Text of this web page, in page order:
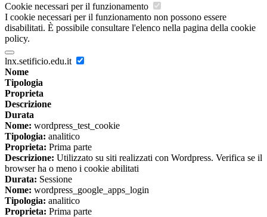
Cookie necessari per il funzionamento
I cookie necessari per il funzionamento non possono essere
disabilitati. È possibile consultare l'elenco nella pagina della cookie
policy.
lnx.setificio.edu.it
Nome
Tipologia
Proprieta
Descrizione
Durata
Nome: wordpress_test_cookie
Tipologia: analitico
Proprieta: Prima parte
Descrizione: Utilizzato su siti realizzati con Wordpress. Verifica se il
browser ha o meno i cookie abilitati
Durata: Sessione
Nome: wordpress_google_apps_login
Tipologia: analitico
Proprieta: Prima parte